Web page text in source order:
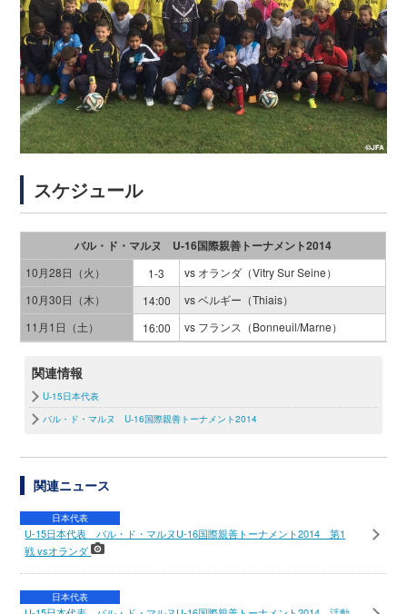
スケジュール
バル・ド・マルヌ U-16国際親善トーナメント2014
10月28日（火） 1-3
vs オランダ（Vitry Sur Seine）
10月30日（木）
14:00
vs ベルギー（Thiais）
11月1日（土）
16:00 vs フランス（Bonneuil/Marne）
関連情報
U-15日本代表
バル・ド・マルヌ U-16国際親善トーナメント2014
関連ニュース
日本代表
U-15日本代表 バル・ド・マルヌU-16国際親善トーナメント2014 第1
戦 vsオランダ
日本代表